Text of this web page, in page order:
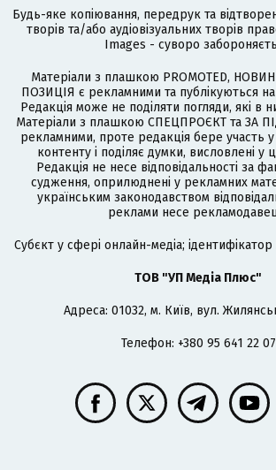
Будь-яке копіювання, передрук та
творів та/або аудіовізуальних творів
Images - суворо
Матеріали з плашкою PROMOTED,
ПОЗИЦІЯ є рекламними та публікуються
Редакція може не поділяти погляди, які в
Матеріали з плашкою СПЕЦПРОЄКТ та ЗА
рекламними, проте редакція бере участь у
контенту і поділяє думки, висловлені у
Редакція не несе відповідальності за
судження, оприлюднені у рекламних
українським законодавством
реклами несе
Cубєкт у сфері онлайн-медіа;
ТОВ "УП Медіа Плюс"
Адреса: 01032, м. Київ, вул.
Телефон: +380 95 641 22 07